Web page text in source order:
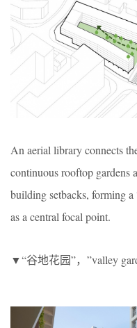
An aerial library connects
continuous rooftop gardens
building setbacks, forming a
as a central focal point.
▼“谷地花园”，”valley